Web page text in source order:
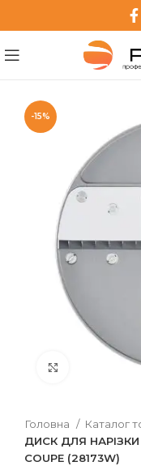
-15%
Клацніть,
Головна Каталог
ДИСК ДЛЯ
COUPE (28173W)